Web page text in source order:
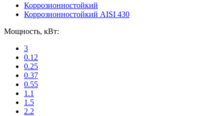
Коррозионностойкий
Коррозионностойкий AISI 430
Мощность, кВт:
3
0.12
0.25
0.37
0.55
1.1
1.5
2.2